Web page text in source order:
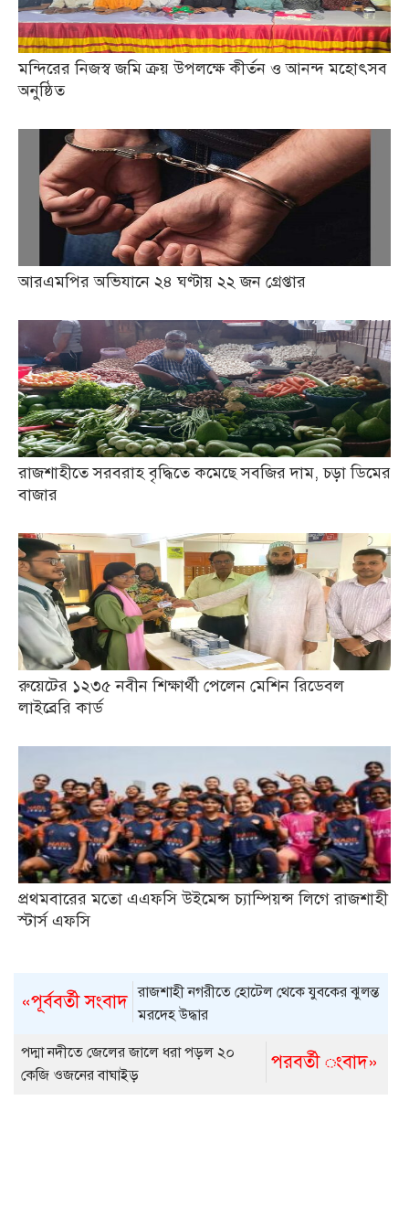
মন্দিরের নিজস্ব জমি ক্রয় উপলক্ষে কীর্তন ও আনন্দ মহোৎসব
অনুষ্ঠিত
আরএমপির অভিযানে ২৪ ঘণ্টায় ২২ জন গ্রেপ্তার
রাজশাহীতে সরবরাহ বৃদ্ধিতে কমেছে সবজির দাম, চড়া ডিমের
বাজার
রুয়েটের ১২৩৫ নবীন শিক্ষার্থী পেলেন মেশিন রিডেবল
লাইব্রেরি কার্ড
প্রথমবারের মতো এএফসি উইমেন্স চ্যাম্পিয়ন্স লিগে রাজশাহী
স্টার্স এফসি
«পূর্ববর্তী সংবাদ রাজশাহী নগরীতে হোটেল থেকে যুবকের ঝুলন্ত
মরদেহ উদ্ধার
পরবর্তী ংবাদ»
পদ্মা নদীতে জেলের জালে ধরা পড়ল ২০
কেজি ওজনের বাঘাইড়